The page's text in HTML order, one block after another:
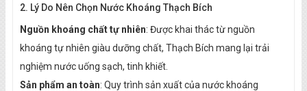
2. Lý Do Nên Chọn Nước Khoáng Thạch Bích
Nguồn khoáng chất tự nhiên: Được khai thác từ nguồn
khoáng tự nhiên giàu dưỡng chất, Thạch Bích mang lại trải
nghiệm nước uống sạch, tinh khiết.
Sản phẩm an toàn: Quy trình sản xuất của nước khoáng